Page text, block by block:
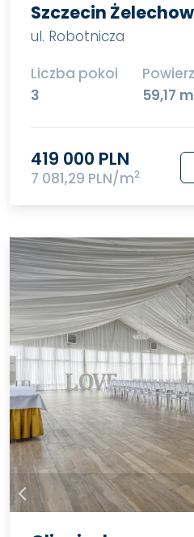
Szczecin
ul. Robotnicza
Liczba pokoi
3
59,17 m
419 000 PLN
7 081,29 PLN/m2